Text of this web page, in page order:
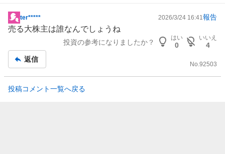
掲
示
事
ter***** 2026/3/24 16:41 報告
売る大株主は誰なんでしょうね
投資の参考になりましたか？
はい
0
いいえ
4
返信
No.92503
投稿コメント一覧へ戻る